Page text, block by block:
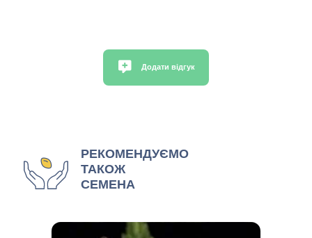
Додати відгук
РЕКОМЕНДУЄМО
ТАКОЖ
СЕМЕНА